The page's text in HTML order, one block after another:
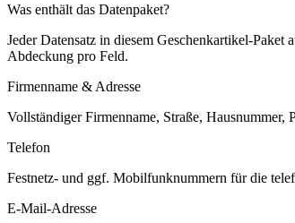
Was enthält das Datenpaket?
Jeder Datensatz in diesem Geschenkartikel-Paket
Abdeckung pro Feld.
Firmenname & Adresse
Vollständiger Firmenname, Straße,
Telefon
Festnetz- und ggf. Mobilfunknummern für die
E-Mail-Adresse